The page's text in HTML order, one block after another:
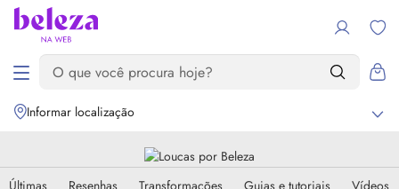
Informar localização
Últimas Resenhas Transformações Guias e tutoriais Vídeos